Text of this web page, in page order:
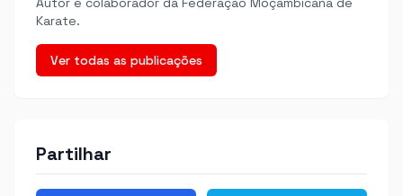
Karate.
Ver todas as publicações
Partilhar